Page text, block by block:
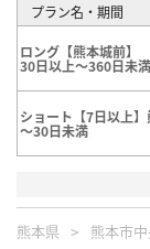
プラン名・期間
ロング【熊本城前】
30日以上～360日未満
ショート【7日以上
～30日未満
熊本県 熊本市